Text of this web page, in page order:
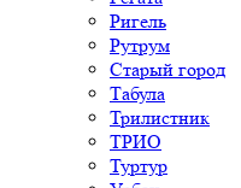
Ригель
Рутрум
Старый город
Табула
Трилистник
ТРИО
Туртур